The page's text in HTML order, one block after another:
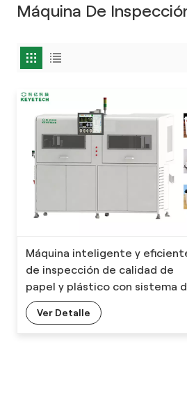
Máquina De
Máquina inteligente y
de inspección de calidad de
papel y plástico con sistema
fácil operación
Ver Detalle